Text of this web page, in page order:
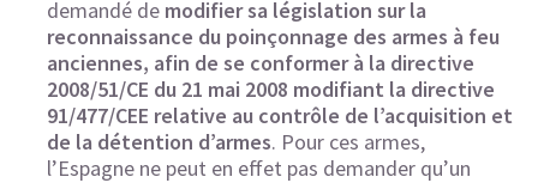
demandé de modifier sa législation sur la
reconnaissance du poinçonnage des armes à feu
anciennes, afin de se conformer à la directive
2008/51/CE du 21 mai 2008 modifiant la directive
91/477/CEE relative au contrôle de l’acquisition et
de la détention d’armes. Pour ces armes,
l’Espagne ne peut en effet pas demander qu’un